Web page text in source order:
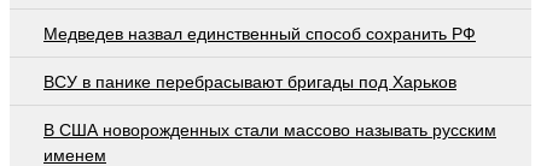
Медведев назвал единственный способ сохранить РФ
ВСУ в панике перебрасывают бригады под Харьков
В США новорожденных стали массово называть русским
именем